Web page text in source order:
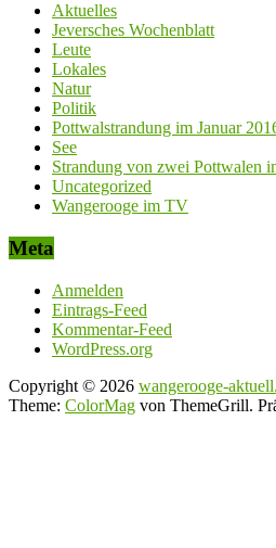
Aktuelles
Jeversches Wochenblatt
Leute
Lokales
Natur
Politik
Pottwalstrandung im Januar
See
Strandung von zwei Pottwalen
Uncategorized
Wangerooge im TV
Meta
Anmelden
Eintrags-Feed
Kommentar-Feed
WordPress.org
Copyright © 2026 wangerooge-
Theme: ColorMag von ThemeGrill.